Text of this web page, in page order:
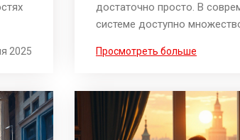
и
2025
достаточно просто. В
системе доступно
межбанковские переводы
правильный выбор зависит
стоимости перевода. Эта
сделать перевод быстро и
Просмотреть больше